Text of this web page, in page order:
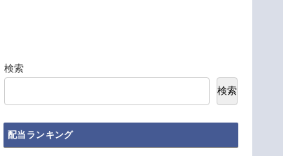
検索
検索
配当ランキング